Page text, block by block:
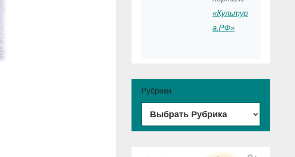
«Культур
а.РФ»
Рубрики